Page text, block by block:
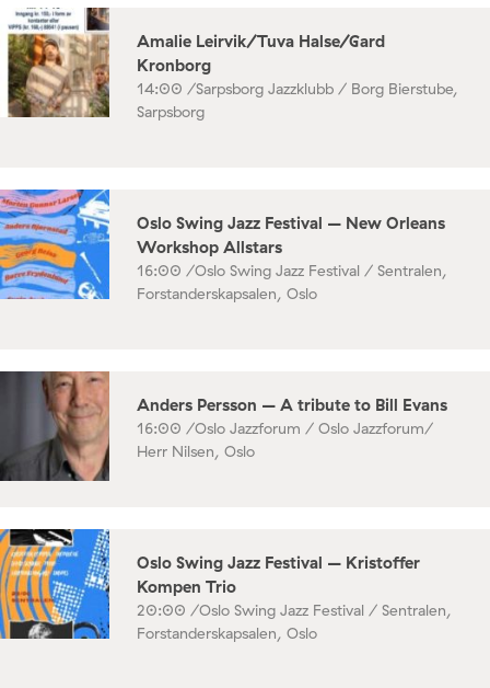
Amalie Leirvik/Tuva Halse/Gard
Kronborg
14:00 /Sarpsborg Jazzklubb / Borg Bierstube,
Sarpsborg
Oslo Swing Jazz Festival – New Orleans
Workshop Allstars
16:00 /Oslo Swing Jazz Festival / Sentralen,
Forstanderskapsalen, Oslo
Anders Persson – A tribute to Bill Evans
16:00 /Oslo Jazzforum / Oslo Jazzforum/
Herr Nilsen, Oslo
Oslo Swing Jazz Festival – Kristoffer
Kompen Trio
20:00 /Oslo Swing Jazz Festival / Sentralen,
Forstanderskapsalen, Oslo